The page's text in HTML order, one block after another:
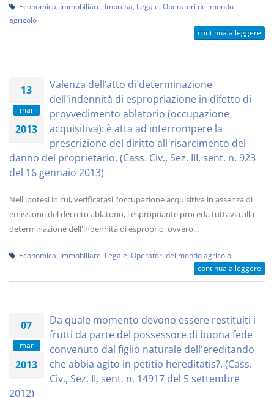
Economica Immobiliare Impresa Legale Operatori del mondo
agricolo
continua a leggere
13
mar
2013
Valenza dell’atto di determinazione
dell'indennità di espropriazione in difetto di
provvedimento ablatorio (occupazione
acquisitiva): è atta ad interrompere la
prescrizione del diritto all risarcimento del
danno del proprietario. (Cass. Civ., Sez. III, sent. n. 923
del 16 gennaio 2013)
Nell'ipotesi in cui, verificatasi l'occupazione acquisitiva in assenza di
emissione del decreto ablatorio, l'espropriante proceda tuttavia alla
determinazione dell'indennità di esproprio, ovvero...
Economica Immobiliare Legale Operatori del mondo agricolo
continua a leggere
07
mar
2013
Da quale momento devono essere restituiti i
frutti da parte del possessore di buona fede
convenuto dal figlio naturale dell'ereditando
che abbia agito in petitio hereditatis?. (Cass.
Civ., Sez. II, sent. n. 14917 del 5 settembre
2012)